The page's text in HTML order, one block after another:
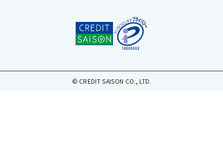
© CREDIT SAISON CO., LTD.